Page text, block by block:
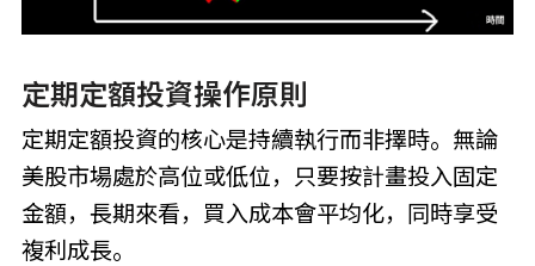
定期定額投資操作原則
定期定額投資的核心是持續執行而非擇時。無論
美股市場處於高位或低位，只要按計畫投入固定
金額，長期來看，買入成本會平均化，同時享受
複利成長。